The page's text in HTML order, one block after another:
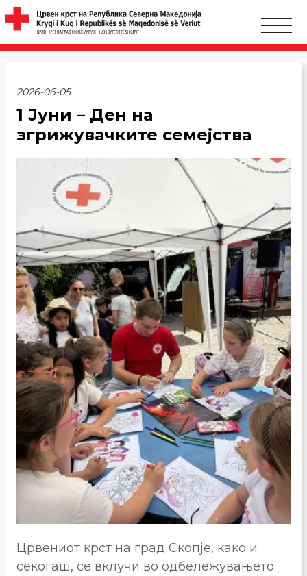
2026-06-05
1 Јуни – Ден на
згрижувачките семејства
Црвениот крст на град Скопје, како и
секогаш, се вклучи во одбележувањето